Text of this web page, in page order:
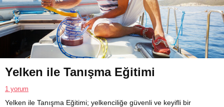
Yelken ile Tanışma Eğitimi
1 yorum
Yelken ile Tanışma Eğitimi; yelkenciliğe güvenli ve keyifli bir